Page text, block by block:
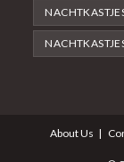
About Us